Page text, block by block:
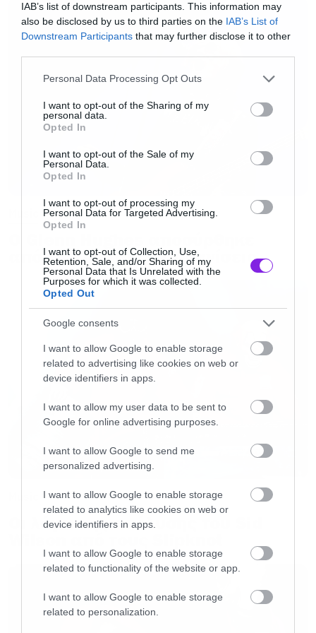
IAB’s list of downstream participants. This information may
also be disclosed by us to third parties on the IAB’s List of
Downstream Participants that may further disclose it to other
Please note that this website/app uses one or more Google
not limited to your visit or usage behaviour. You may click to
grant or deny consent to Google and its third-party tags to
use your data for below specified purposes in below Google
consent section.
Personal Data Processing Opt Outs
I want to opt-out of the Sharing of my
personal data.
Opted In
I want to opt-out of the Sale of my
Personal Data.
Opted In
I want to opt-out of processing my
Personal Data for Targeted Advertising.
Opted In
I want to opt-out of Collection, Use,
Retention, Sale, and/or Sharing of my
Personal Data that Is Unrelated with the
Purposes for which it was collected.
Opted Out
Google consents
I want to allow Google to enable storage
related to advertising like cookies on web or
device identifiers in apps.
I want to allow my user data to be sent to
Google for online advertising purposes.
I want to allow Google to send me
personalized advertising.
I want to allow Google to enable storage
related to analytics like cookies on web or
device identifiers in apps.
I want to allow Google to enable storage
related to functionality of the website or app.
I want to allow Google to enable storage
related to personalization.
Βάζουν σε πρώτο πλάνο τον ήχο και όχι
Πολλοί ομοιδεάτες του doom στερώματος (και
σκληρού ήχου), επιλέγουν τα τελετουργικά
ντυσίματα, τα ψυχεδελικά visuals και μία
throughout retro αισθητική που -δίχως άλλο-
υπερτονίζει την αισθητική του πράγματος. Οι
Conan λειτουργούν ως αντίβαρο σε αυτή την
τάση, έχοντας στην εμπροσθοφυλακή τον ήχο
JonDavisλειτουργεί είναι ένας
legend
του “
purism
Ένα από τα σημαντικότερα όπλα στην φαρέτρα
των Conan είναι το guitar tone του mainman
του σχήματος Jon Davis. Δεν τον ενδιαφέρει να
σολάρει, ή να είναι μελωδικός. Τον ενδιαφέρει
το impact του riff και αυτό μόνο. Και είναι αυτή
η εμμονή είναι που καθιστά τους Conan μια
από τις ζωντανές εμφανίσεις
Οι λόγοι της απόλυσης του Sid